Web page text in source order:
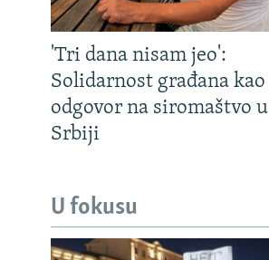
'Tri dana nisam jeo':
Solidarnost građana kao
odgovor na siromaštvo u
Srbiji
U fokusu